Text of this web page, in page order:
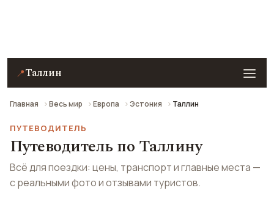
📍Таллин
Главная Весь мир Европа Эстония Таллин
ПУТЕВОДИТЕЛЬ
Путеводитель по Таллину
Всё для поездки: цены, транспорт и главные места —
с реальными фото и отзывами туристов.